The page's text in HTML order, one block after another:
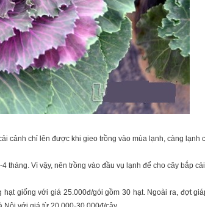
cảnh chỉ lên được khi gieo trồng vào mùa lạnh, càng lạnh
tháng. Vì vậy, nên trồng vào đầu vụ lạnh để cho cây bắp
giống với giá 25.000đ/gói gồm 30 hạt. Ngoài ra, đợt